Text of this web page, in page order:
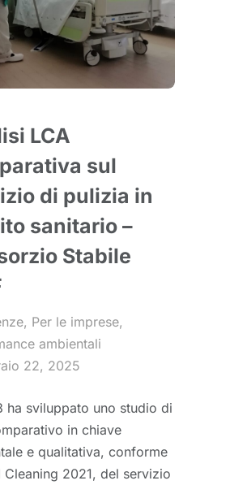
LCA
sul
di pulizia in
sanitario –
Stabile
, Per le imprese,
ambientali
22, 2025
ha sviluppato uno studio di
in chiave
e qualitativa, conforme
Cleaning 2021, del servizio